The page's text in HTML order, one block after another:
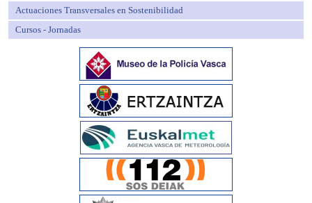
Actuaciones Transversales en Sostenibilidad
Cursos - Jornadas